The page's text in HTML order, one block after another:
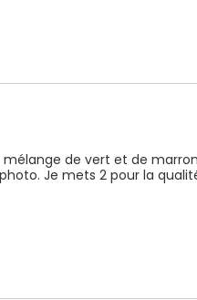
de vert et de
Je mets 2 pour la